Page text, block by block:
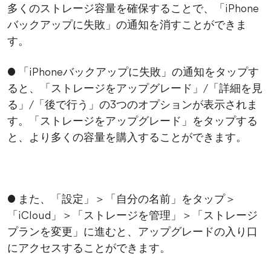
多くのストレージ容量を確保することで、「iPhone
バックアップに失敗」の通知を消すことができま
す。
● 「iPhoneバックアップに失敗」の通知をタップす
ると、「ストレージをアップグレード」/「詳細を見
る」/「後で行う」の3つのオプションが表示されま
す。「ストレージをアップグレード」をタップする
と、より多くの容量を購入することができます。
● また、「設定」＞「自分の名前」をタップ＞
「iCloud」＞「ストレージを管理」＞「ストレージ
プランを変更」に進むと、アップグレードの入り口
にアクセスすることができます。